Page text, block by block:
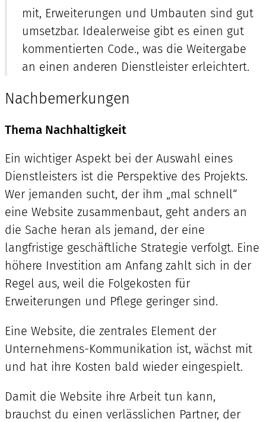
mit, Erweiterungen und Umbauten sind gut
umsetzbar. Idealerweise gibt es einen gut
kommentierten Code., was die Weitergabe
an einen anderen Dienstleister erleichtert.
Nachbemerkungen
Thema Nachhaltigkeit
Ein wichtiger Aspekt bei der Auswahl eines
Dienstleisters ist die Perspektive des Projekts.
Wer jemanden sucht, der ihm „mal schnell“
eine Website zusammenbaut, geht anders an
die Sache heran als jemand, der eine
langfristige geschäftliche Strategie verfolgt. Eine
höhere Investition am Anfang zahlt sich in der
Regel aus, weil die Folgekosten für
Erweiterungen und Pflege geringer sind.
Eine Website, die zentrales Element der
Unternehmens-Kommunikation ist, wächst mit
und hat ihre Kosten bald wieder eingespielt.
Damit die Website ihre Arbeit tun kann,
brauchst du einen verlässlichen Partner, der